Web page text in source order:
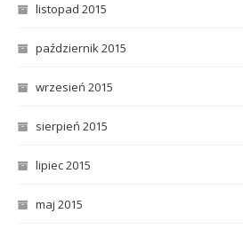
listopad 2015
październik 2015
wrzesień 2015
sierpień 2015
lipiec 2015
maj 2015